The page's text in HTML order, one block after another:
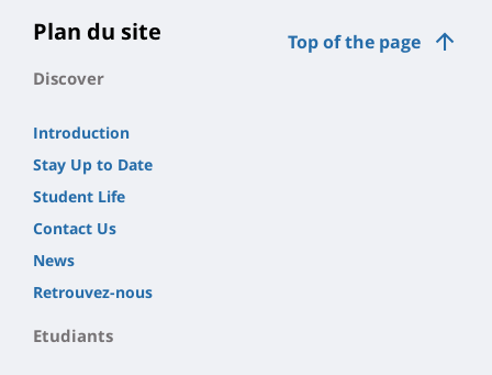
Top of the page
Plan du site
Discover
Introduction
Stay Up to Date
Student Life
Contact Us
News
Retrouvez-nous
Etudiants